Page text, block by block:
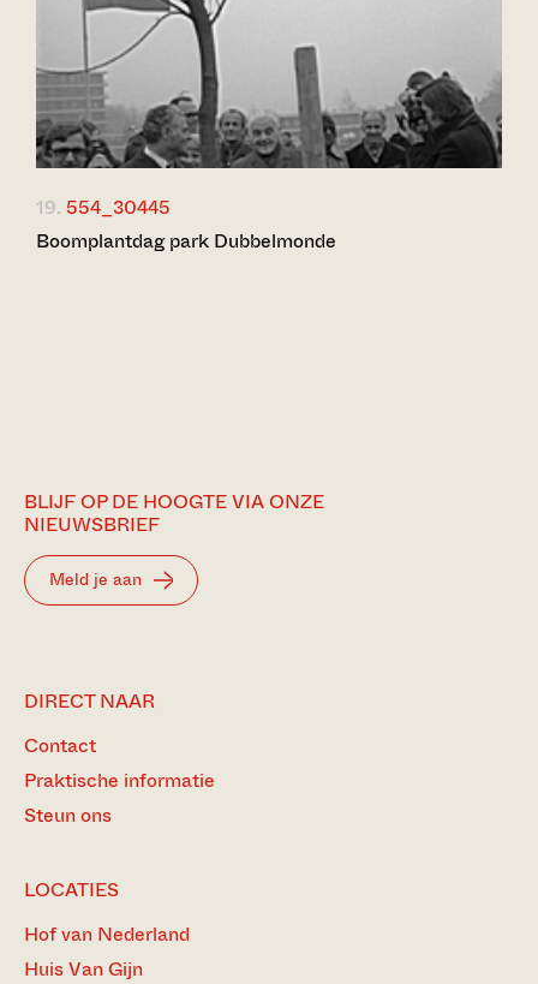
19. 554_30445
Boomplantdag park Dubbelmonde
BLIJF OP DE HOOGTE VIA ONZE
NIEUWSBRIEF
Meld je aan
DIRECT NAAR
Contact
Praktische informatie
Steun ons
LOCATIES
Hof van Nederland
Huis Van Gijn